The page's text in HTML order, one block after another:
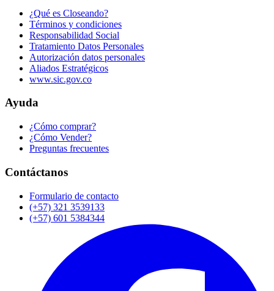
¿Qué es Closeando?
Términos y condiciones
Responsabilidad Social
Tratamiento Datos Personales
Autorización datos personales
Aliados Estratégicos
www.sic.gov.co
Ayuda
¿Cómo comprar?
¿Cómo Vender?
Preguntas frecuentes
Contáctanos
Formulario de contacto
(+57) 321 3539133
(+57) 601 5384344